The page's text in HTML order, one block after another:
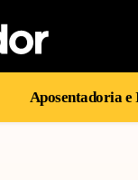
Aposentadoria e